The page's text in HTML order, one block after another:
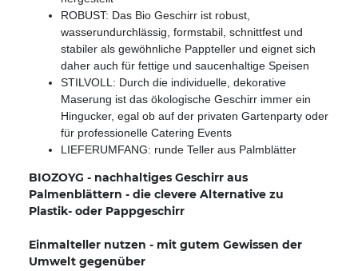
ROBUST: Das Bio Geschirr ist robust,
wasserundurchlässig, formstabil, schnittfest und
stabiler als gewöhnliche Pappteller und eignet sich
daher auch für fettige und saucenhaltige Speisen
STILVOLL: Durch die individuelle, dekorative
Maserung ist das ökologische Geschirr immer ein
Hingucker, egal ob auf der privaten Gartenparty oder
für professionelle Catering Events
LIEFERUMFANG: runde Teller aus Palmblätter
BIOZOYG - nachhaltiges Geschirr aus
Palmenblättern - die clevere Alternative zu
Plastik- oder Pappgeschirr
Einmalteller nutzen - mit gutem Gewissen der
Umwelt gegenüber